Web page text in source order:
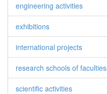
engineering activities
exhibitions
international projects
research schools of faculties
scientific activities